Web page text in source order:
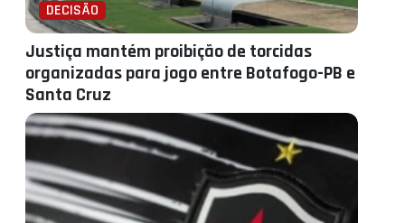
DECISÃO
Justiça mantém proibição de torcidas
organizadas para jogo entre Botafogo-PB e
Santa Cruz